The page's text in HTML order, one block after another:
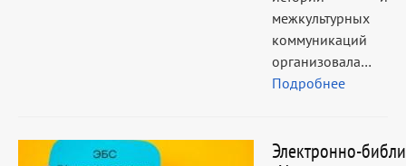
межкультурных
коммуникаций
организовала…
Подробнее
Электронно-